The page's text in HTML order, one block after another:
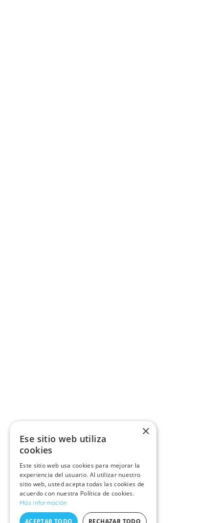
×
Ese sitio web utiliza
cookies
Este sitio web usa cookies para mejorar la
experiencia del usuario. Al utilizar nuestro
sitio web, usted acepta todas las cookies de
acuerdo con nuestra Política de cookies.
Más información
ACEPTAR TODO RECHAZAR TODO